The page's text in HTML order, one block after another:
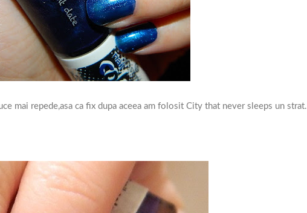
mai repede,asa ca fix dupa aceea am folosit City that never sleeps un strat.